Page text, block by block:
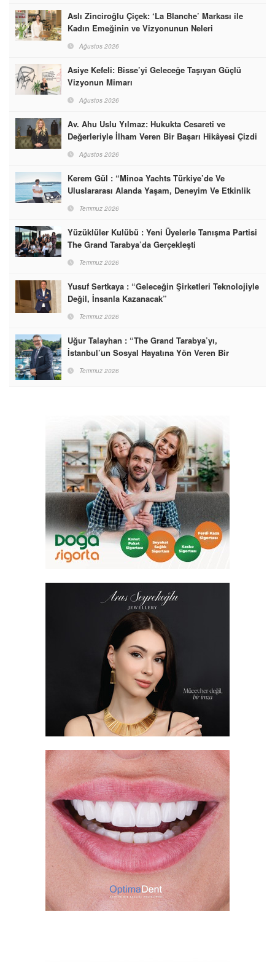
Aslı Zinciroğlu Çiçek: ‘La Blanche’ Markası ile
Kadın Emeğinin ve Vizyonunun Neleri
Başarabileceğinin En Güzel Örneğini Sunuyor
Ağustos 2026
Asiye Kefeli: Bisse’yi Geleceğe Taşıyan Güçlü
Vizyonun Mimarı
Ağustos 2026
Av. Ahu Uslu Yılmaz: Hukukta Cesareti ve
Değerleriyle İlham Veren Bir Başarı Hikâyesi Çizdi
Ağustos 2026
Kerem Gül : “Minoa Yachts Türkiye’de Ve
Uluslararası Alanda Yaşam, Deneyim Ve Etkinlik
Markası Olacak”
Temmuz 2026
Yüzüklüler Kulübü : Yeni Üyelerle Tanışma Partisi
The Grand Tarabya’da Gerçekleşti
Temmuz 2026
Yusuf Sertkaya : “Geleceğin Şirketleri Teknolojiyle
Değil, İnsanla Kazanacak”
Temmuz 2026
Uğur Talayhan : “The Grand Tarabya’yı,
İstanbul’un Sosyal Hayatına Yön Veren Bir
Destinasyon Haline Getirmeyi Hedefliyorum”
Temmuz 2026